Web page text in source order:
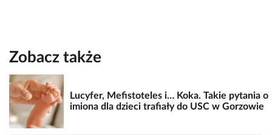
Zobacz także
Lucyfer, Mefistoteles i… Koka. Takie pytania o
imiona dla dzieci trafiały do USC w Gorzowie